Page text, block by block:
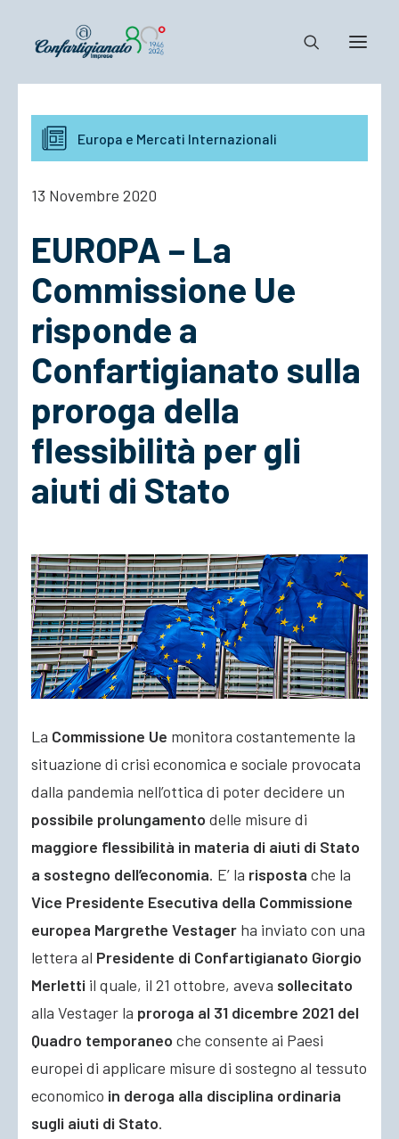
Notizie e Documenti
Confartigianato
Cosa Facciamo
ACCEDI
Europa e Mercati Internazionali
13 Novembre 2020
EUROPA – La
Commissione Ue
risponde a
Confartigianato sulla
proroga della
flessibilità per gli
aiuti di Stato
La Commissione Ue monitora costantemente la
situazione di crisi economica e sociale provocata
dalla pandemia nell’ottica di poter decidere un
possibile prolungamento delle misure di
maggiore flessibilità in materia di aiuti di Stato
a sostegno dell’economia. E’ la risposta che la
Vice Presidente Esecutiva della Commissione
europea Margrethe Vestager ha inviato con una
lettera al Presidente di Confartigianato Giorgio
Merletti il quale, il 21 ottobre, aveva sollecitato
alla Vestager la proroga al 31 dicembre 2021 del
Quadro temporaneo che consente ai Paesi
europei di applicare misure di sostegno al tessuto
economico in deroga alla disciplina ordinaria
sugli aiuti di Stato.